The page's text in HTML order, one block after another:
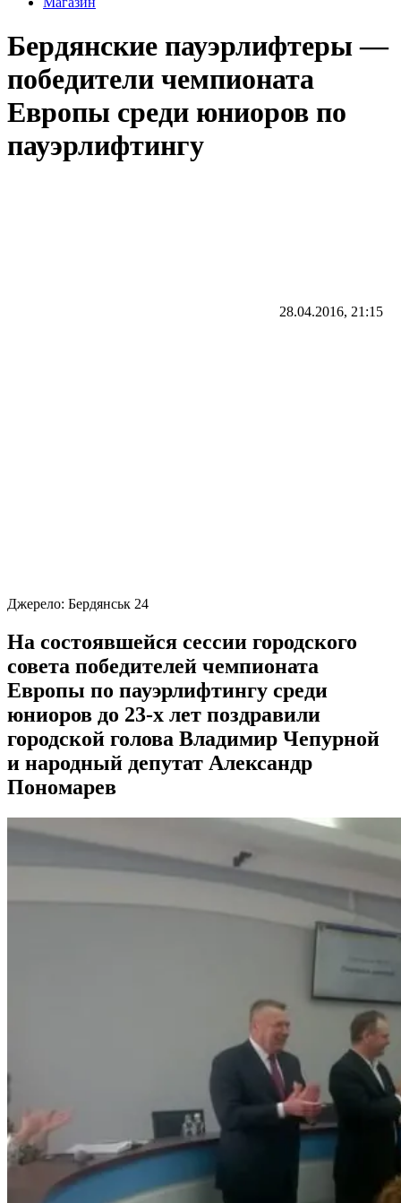
Бердянские пауэрлифтеры —
победители чемпионата
Европы среди юниоров по
пауэрлифтингу
28.04.2016, 21:15
Джерело: Бердянськ 24
На состоявшейся сессии городского
совета победителей чемпионата
Европы по пауэрлифтингу среди
юниоров до 23-х лет поздравили
городской голова Владимир Чепурной
и народный депутат Александр
Пономарев